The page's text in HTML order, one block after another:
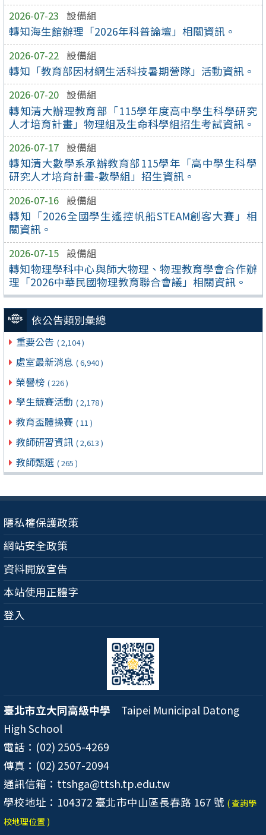
2026-07-23 設備組
轉知海生館辦理「2026年科普論壇」相關資訊。
2026-07-22 設備組
轉知「教育部因材網生活科技暑期營隊」活動資訊。
2026-07-20 設備組
轉知清大辦理教育部「115學年度高中學生科學研究
人才培育計畫」物理組及生命科學組招生考試資訊。
2026-07-17 設備組
轉知清大數學系承辦教育部115學年「高中學生科學
研究人才培育計畫-數學組」招生資訊。
2026-07-16 設備組
轉知「2026全國學生遙控帆船STEAM創客大賽」相
關資訊。
2026-07-15 設備組
轉知物理學科中心與師大物理、物理教育學會合作辦
理「2026中華民國物理教育聯合會議」相關資訊。
依公告類別彙總
重要公告 ( 2,104 )
處室最新消息 ( 6,940 )
榮譽榜 ( 226 )
學生競賽活動 ( 2,178 )
教育盃體操賽 ( 11 )
教師研習資訊 ( 2,613 )
教師甄選 ( 265 )
隱私權保護政策
網站安全政策
資料開放宣告
本站使用正體字
登入
臺北市立大同高級中學 Taipei Municipal Datong
High School
電話：(02) 2505-4269
傳真：(02) 2507-2094
通訊信箱：ttshga@ttsh.tp.edu.tw
學校地址：104372 臺北市中山區長春路 167 號 ( 查詢學
校地理位置 )